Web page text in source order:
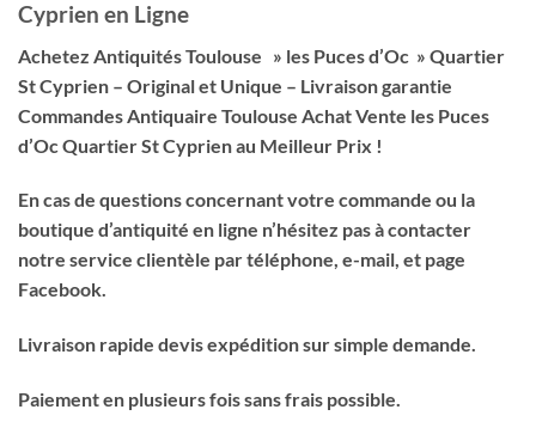
Cyprien en Ligne
Achetez Antiquités Toulouse » les Puces d’Oc » Quartier
St Cyprien – Original et Unique – Livraison garantie
Commandes Antiquaire Toulouse Achat Vente les Puces
d’Oc Quartier St Cyprien au Meilleur Prix !
En cas de questions concernant votre commande ou la
boutique d’antiquité en ligne n’hésitez pas à contacter
notre service clientèle par téléphone, e-mail, et page
Facebook.
Livraison rapide devis expédition sur simple demande.
Paiement en plusieurs fois sans frais possible.